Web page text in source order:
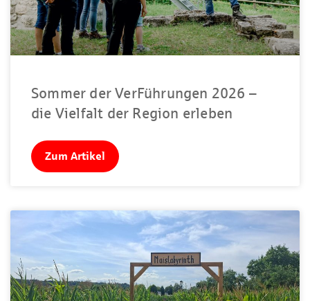
Sommer der VerFührungen 2026 –
die Vielfalt der Region erleben
Zum Artikel